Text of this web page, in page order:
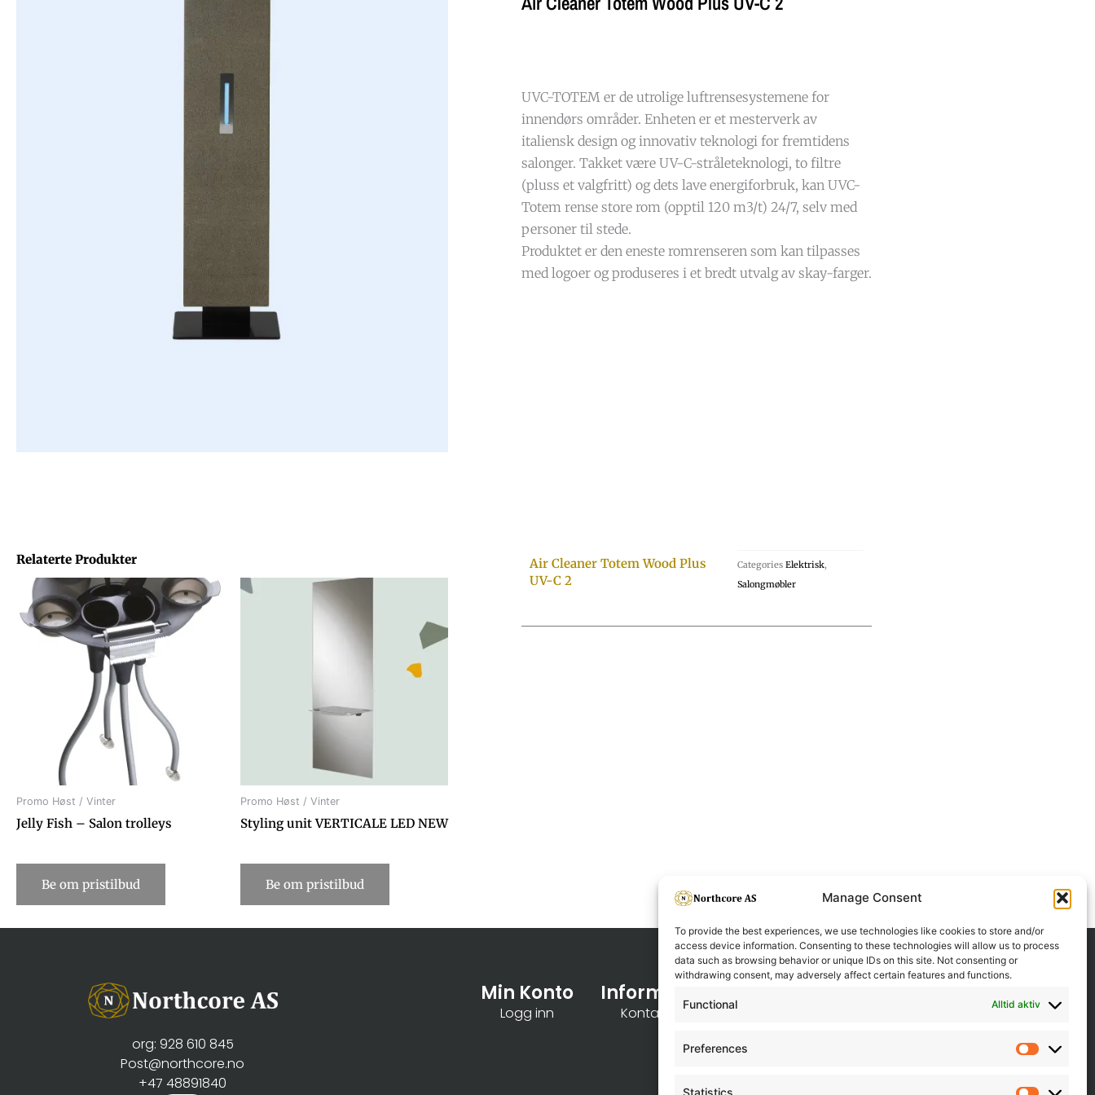
Manage Consent
To provide the best experiences, we use technologies like cookies to store and/or
access device information. Consenting to these technologies will allow us to process
data such as browsing behavior or unique IDs on this site. Not consenting or
withdrawing consent, may adversely affect certain features and functions.
Functional Alltid aktiv
Preferences
Statistics
UVC-TOTEM er de utrolige luftrensesystemene for
innendørs områder. Enheten er et mesterverk av
italiensk design og innovativ teknologi for fremtidens
salonger. Takket være UV-C-stråleteknologi, to filtre
(pluss et valgfritt) og dets lave energiforbruk, kan UVC-
Totem rense store rom (opptil 120 m3/t) 24/7, selv med
personer til stede.
Produktet er den eneste romrenseren som kan tilpasses
med logoer og produseres i et bredt utvalg av skay-farger.
Relaterte Produkter
Promo Høst / Vinter
Jelly Fish – Salon trolleys
Be om pristilbud
Promo Høst / Vinter
Styling unit VERTICALE LED NEW
Be om pristilbud
Air Cleaner Totem Wood Plus
UV-C 2
Categories Elektrisk,
Salongmøbler
org: 928 610 845
Post@northcore.no
+47 48891840
Min Konto
Logg inn
Informasjon
Kontakt oss